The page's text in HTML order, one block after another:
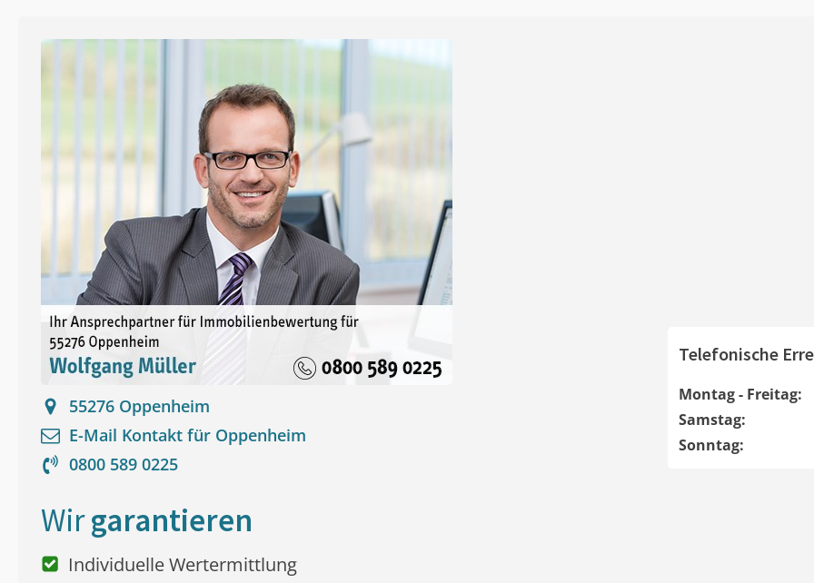
55276 Oppenheim
E-Mail Kontakt für Oppenheim
0800 589 0225
Telefonische
Montag - Freitag:
Samstag:
Sonntag:
Wirgarantieren
Individuelle Wertermittlung